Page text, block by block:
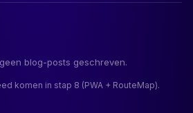
blog-posts geschreven.
komen in stap 8 (PWA + RouteMap).